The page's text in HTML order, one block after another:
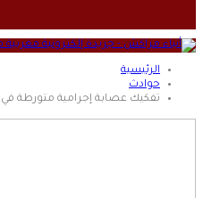
الرئيسية
حوادث
تفكيك عصابة إجرامية متورطة